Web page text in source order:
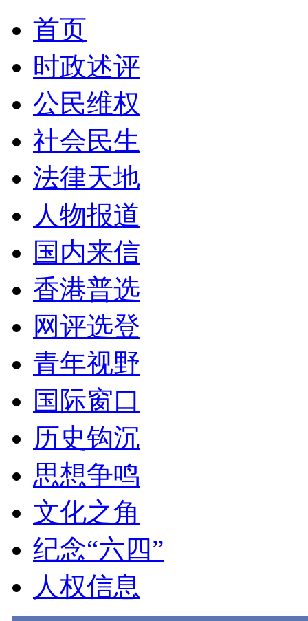
首页
时政述评
公民维权
社会民生
法律天地
人物报道
国内来信
香港普选
网评选登
青年视野
国际窗口
历史钩沉
思想争鸣
文化之角
纪念“六四”
人权信息